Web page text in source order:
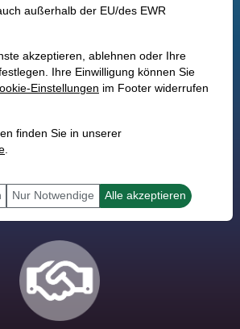
Börsensoftware
Trader
außerhalb der EU/des EWR
akzeptieren, ablehnen oder Ihre
Ihre Einwilligung können Sie
Einstellungen im Footer widerrufen
finden Sie in unserer
.
Nur Notwendige Alle akzeptieren